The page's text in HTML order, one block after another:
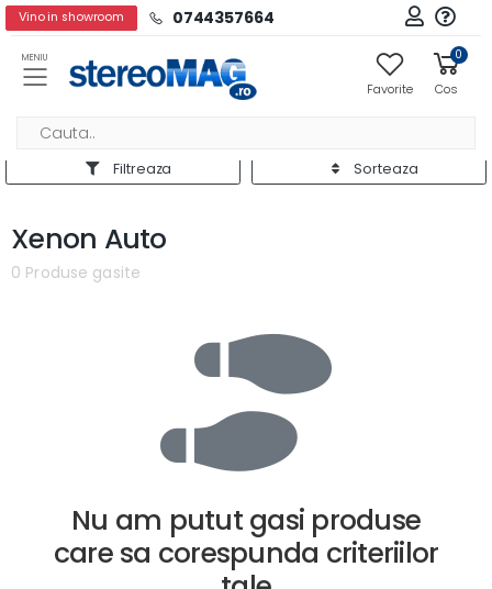
Vino in showroom 0744357664
MENIU
Favorite
0
Cos
Filtreaza Sorteaza
Xenon Auto
0 Produse gasite
Nu am putut gasi produse
care sa corespunda criteriilor